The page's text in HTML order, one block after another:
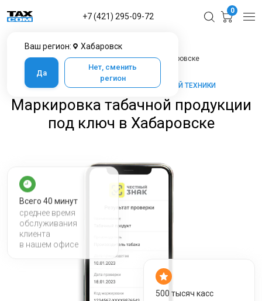
Ваш регион: Хабаровск
Да
Нет, сменить
регион
+7 (421) 295-09-72
0
Главная
Услуги ЦТО
Маркировка табачной продукции под ключ в Хабаровске
ТАКСКОМ-КАССА — МАРКЕТ КАССОВОЙ ТЕХНИКИ
Маркировка табачной продукции
под ключ в Хабаровске
Всего 40 минут
среднее время
обслуживания
клиента
в нашем офисе
500 тысяч касс